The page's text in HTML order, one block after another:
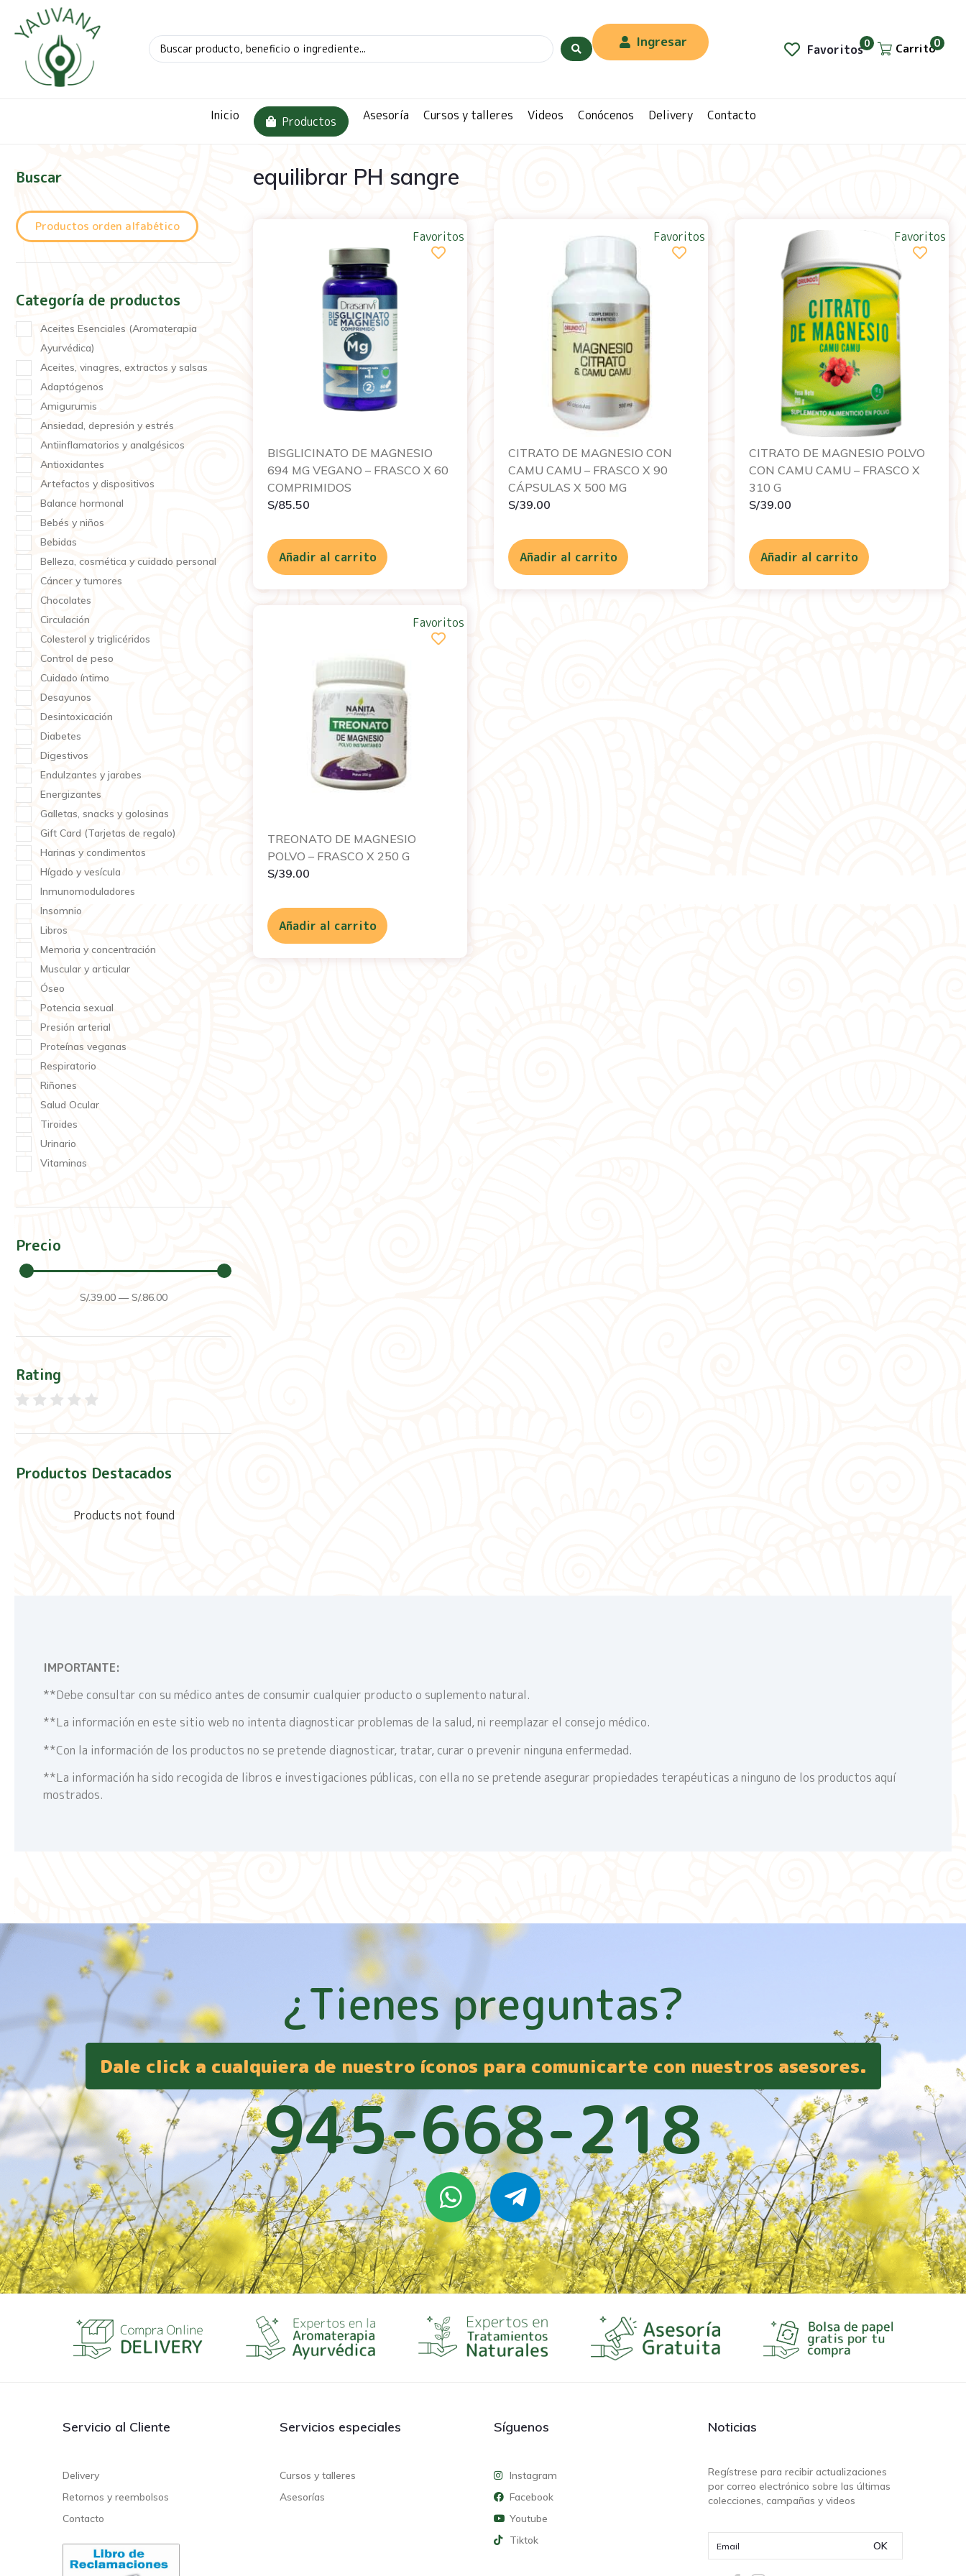
Ingresar Favoritos0 Carrito0
Inicio Productos Asesoría Cursos y talleres Videos Conócenos Delivery Contacto
Buscar
Productos orden alfabético
Categoría de productos
Aceites Esenciales (Aromaterapia
Ayurvédica)
Aceites, vinagres, extractos y salsas
Adaptógenos
Amigurumis
Ansiedad, depresión y estrés
Antiinflamatorios y analgésicos
Antioxidantes
Artefactos y dispositivos
Balance hormonal
Bebés y niños
Bebidas
Belleza, cosmética y cuidado personal
Cáncer y tumores
Chocolates
Circulación
Colesterol y triglicéridos
Control de peso
Cuidado íntimo
Desayunos
Desintoxicación
Diabetes
Digestivos
Endulzantes y jarabes
Energizantes
Galletas, snacks y golosinas
Gift Card (Tarjetas de regalo)
Harinas y condimentos
Hígado y vesícula
Inmunomoduladores
Insomnio
Libros
Memoria y concentración
Muscular y articular
Óseo
Potencia sexual
Presión arterial
Proteínas veganas
Respiratorio
Riñones
Salud Ocular
Tiroides
Urinario
Vitaminas
Precio
S/.39.00 —S/.86.00
Rating
Productos Destacados
Products not found
equilibrar PH sangre
BISGLICINATO DE MAGNESIO
694 MG VEGANO – FRASCO X 60
COMPRIMIDOS
S/85.50
Añadir al carrito
Favoritos
CITRATO DE MAGNESIO CON
CAMU CAMU – FRASCO X 90
CÁPSULAS X 500 MG
S/39.00
Añadir al carrito
Favoritos
CITRATO DE MAGNESIO POLVO
CON CAMU CAMU – FRASCO X
310 G
S/39.00
Añadir al carrito
Favoritos
TREONATO DE MAGNESIO
POLVO – FRASCO X 250 G
S/39.00
Añadir al carrito
Favoritos
IMPORTANTE:
**Debe consultar con su médico antes de consumir cualquier producto o suplemento natural.
**La información en este sitio web no intenta diagnosticar problemas de la salud, ni reemplazar el consejo médico.
**Con la información de los productos no se pretende diagnosticar, tratar, curar o prevenir ninguna enfermedad.
**La información ha sido recogida de libros e investigaciones públicas, con ella no se pretende asegurar propiedades terapéuticas a ninguno de los productos aquí
mostrados.
¿Tienes preguntas?
Dale click a cualquiera de nuestro íconos para comunicarte con nuestros asesores.
945-668-218
Servicio al Cliente
Delivery
Retornos y reembolsos
Contacto
Servicios especiales
Cursos y talleres
Asesorías
Síguenos
Instagram
Facebook
Youtube
Tiktok
Noticias
Regístrese para recibir actualizaciones
por correo electrónico sobre las últimas
colecciones, campañas y videos
OK